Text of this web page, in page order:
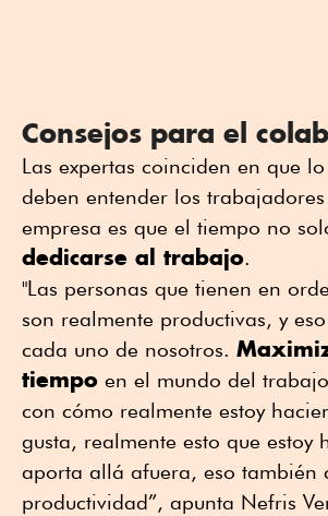
Consejos para el
Las expertas coinciden en que
deben entender los
empresa es que el tiempo no
dedicarse al trabajo.
"Las personas que tienen en
son realmente productivas, y
cada uno de nosotros.
tiempo en el mundo del
con cómo realmente estoy
gusta, realmente esto que estoy
aporta allá afuera, eso también
productividad”, apunta Nefris